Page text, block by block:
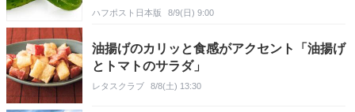
ハフポスト日本版 8/9(日) 9:00
油揚げのカリッと食感がアクセント「油揚げ
とトマトのサラダ」
レタスクラブ 8/8(土) 13:30